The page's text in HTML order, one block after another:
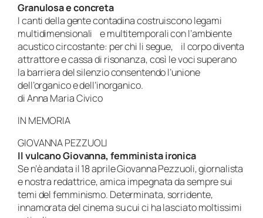
Granulosa e concreta
I canti della gente contadina costruiscono legami
multidimensionali e multitemporali con l’ambiente
acustico circostante: per chi li segue, il corpo diventa
attrattore e cassa di risonanza, così le voci superano
la barriera del silenzio consentendo l’unione
dell’organico e dell’inorganico.
di Anna Maria Civico
IN MEMORIA
GIOVANNA PEZZUOLI
Il vulcano Giovanna, femminista ironica
Se n’è andata il 18 aprile Giovanna Pezzuoli, giornalista
e nostra redattrice, amica impegnata da sempre sui
temi del femminismo. Determinata, sorridente,
innamorata del cinema su cui ci ha lasciato moltissimi